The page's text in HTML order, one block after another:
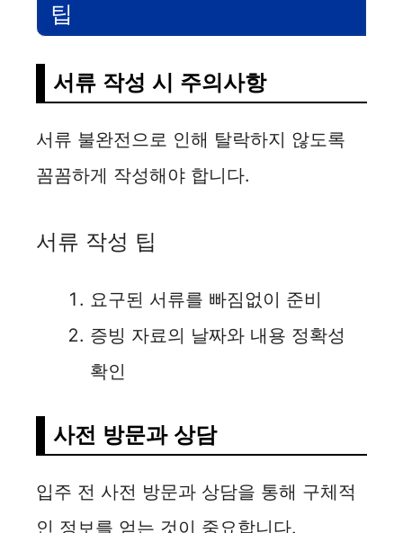
팁
서류 작성 시 주의사항
서류 불완전으로 인해 탈락하지 않도록
꼼꼼하게 작성해야 합니다.
서류 작성 팁
요구된 서류를 빠짐없이 준비
증빙 자료의 날짜와 내용 정확성
확인
사전 방문과 상담
입주 전 사전 방문과 상담을 통해 구체적
인 정보를 얻는 것이 중요합니다.